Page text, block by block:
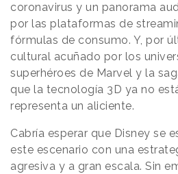
coronavirus y un panorama
por las plataformas de
fórmulas de consumo. Y, por
cultural acuñado por los
superhéroes de Marvel y la
que la tecnología 3D ya no
representa un aliciente.
Cabría esperar que Disney se
este escenario con una
agresiva y a gran escala. Sin